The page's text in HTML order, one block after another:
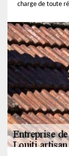
charge de toute